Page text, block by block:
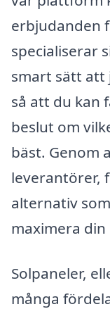
erbjudanden
specialiserar
smart sätt att
så att du kan
beslut om
bäst. Genom
leverantörer,
alternativ
maximera
Solpaneler,
många